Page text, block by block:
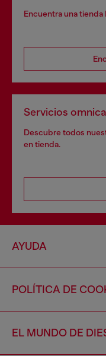
Encuentra una
Servicios
Descubre todos
en tienda.
AYUDA
POLÍTICA DE
EL MUNDO DE